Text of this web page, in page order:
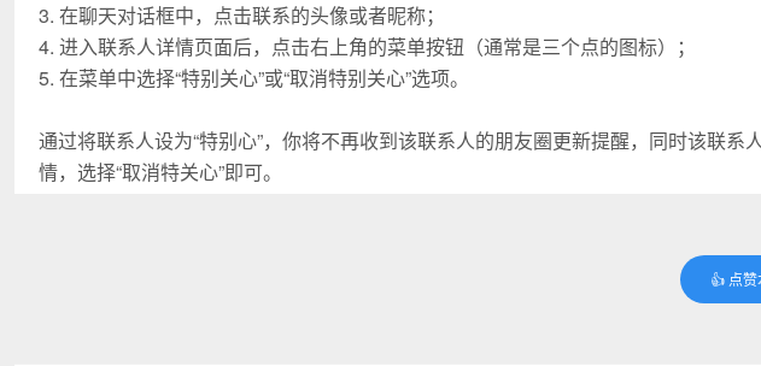
享实时位置怎么修改自己的
3. 在聊天对话框中，点击联系的头像或者昵称；
4. 进入联系人详情页面后，点击右上角的菜单按钮（通常是三个点的图标）；
5. 在菜单中选择“特别关心”或“取消特别关心”选项。
通过将联系人设为“特别心”，你将不再收到该联系人的朋友圈更新提醒，同时该联
情，选择“取消特关心”即可。
👍 点